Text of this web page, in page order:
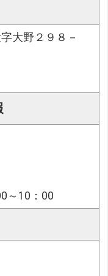
大野２９８－
～10：00